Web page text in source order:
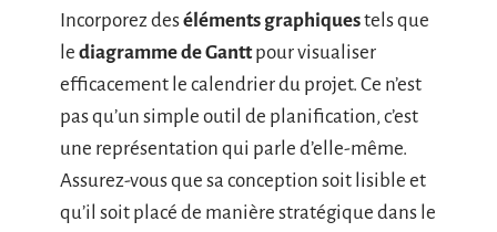
Incorporez deséléments graphiquestels que
le diagramme de Ganttpour visualiser
efficacement le calendrier du projet. Ce n’est
pas qu’un simple outil de planification, c’est
une représentation qui parle d’elle-même.
Assurez-vous que sa conception soit lisible et
qu’il soit placé de manière stratégique dans le